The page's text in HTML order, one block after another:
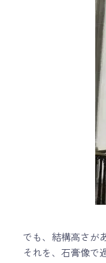
でも、結構高さが
それを、石膏像で